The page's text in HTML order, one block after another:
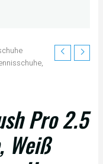
Pro 2.5
Weiß